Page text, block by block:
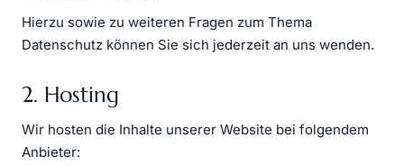
Hierzu sowie zu weiteren Fragen zum Thema
Datenschutz können Sie sich jederzeit an uns wenden.
2. Hosting
Wir hosten die Inhalte unserer Website bei folgendem
Anbieter: